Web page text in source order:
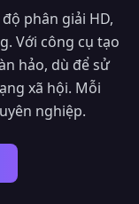
phân giải HD,
Với công cụ tạo
hảo, dù để sử
xã hội. Mỗi
nghiệp.